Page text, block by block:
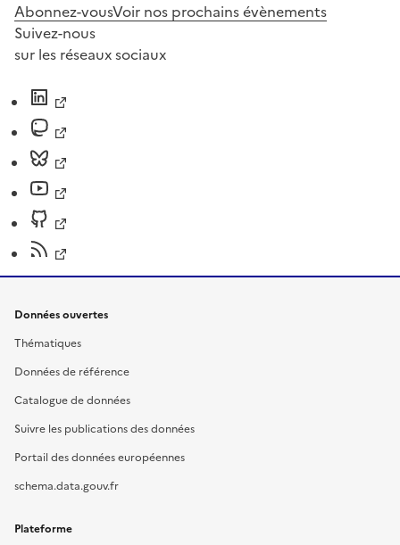
Abonnez-vousVoir nos prochains évènements
Suivez-nous
sur les réseaux sociaux
Données ouvertes
Thématiques
Données de référence
Catalogue de données
Suivre les publications des données
Portail des données européennes
schema.data.gouv.fr
Plateforme